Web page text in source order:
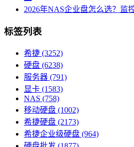
2026年NAS企业盘怎么选？监
标签列表
希捷 (3252)
硬盘 (6238)
服务器 (791)
显卡 (1583)
NAS (758)
移动硬盘 (1002)
希捷硬盘 (2173)
希捷企业级硬盘 (964)